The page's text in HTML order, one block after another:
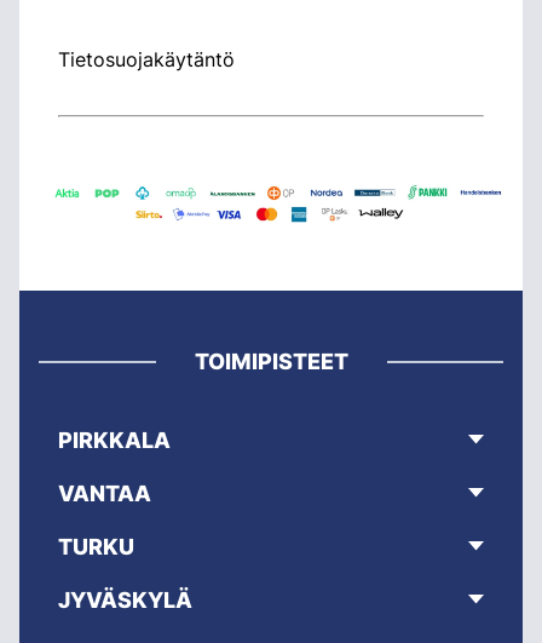
Tietosuojakäytäntö
TOIMIPISTEET
PIRKKALA
VANTAA
TURKU
JYVÄSKYLÄ